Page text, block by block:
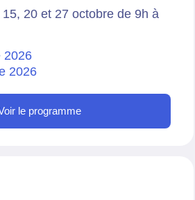
20 et 27 octobre de 9h à
2026
2026
le programme